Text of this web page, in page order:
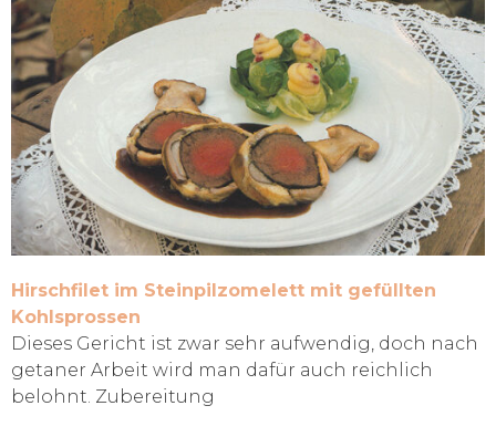
Hirschfilet im Steinpilzomelett mit gefüllten
Kohlsprossen
Dieses Gericht ist zwar sehr aufwendig, doch nach
getaner Arbeit wird man dafür auch reichlich
belohnt. Zubereitung